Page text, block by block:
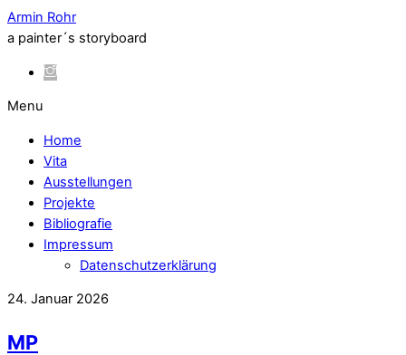
Armin Rohr
a painter´s storyboard
Menu
Home
Vita
Ausstellungen
Projekte
Bibliografie
Impressum
Datenschutzerklärung
24. Januar 2026
MP